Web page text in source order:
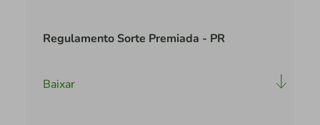
Regulamento Sorte Premiada - PR
Baixar